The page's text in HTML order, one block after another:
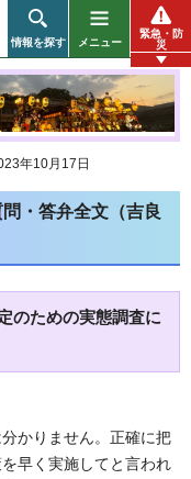
情報を探す メニュー
緊急・防
災
年10月17日
・答弁全文（吉良
のための実態調査に
かりません。正確に把
早く実施してと言われ